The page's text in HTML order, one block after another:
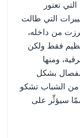
تعتور
التي طالت
من داخله،
فقط ولكن
ومنها
بشكل
من الشباب تشكو
ممّا سيؤثِّر على